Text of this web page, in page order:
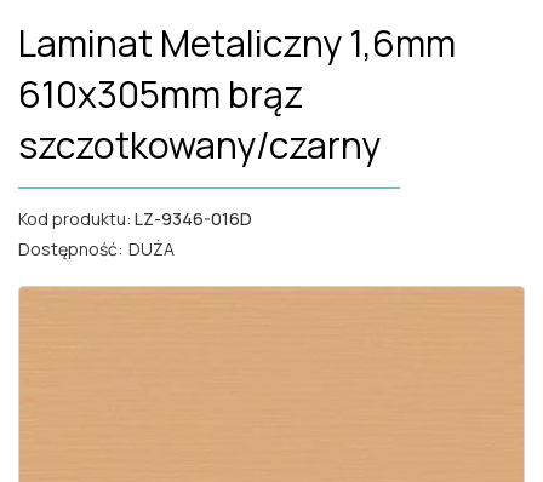
e
l
g
Laminat Metaliczny 1,6mm
610x305mm brąz
szczotkowany/czarny
Kod produktu: LZ-9346-016D
Dostępność: DUŻA